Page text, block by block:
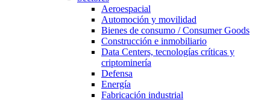
Aeroespacial
Automoción y movilidad
Bienes de consumo / Consumer Goods
Construcción e inmobiliario
Data Centers, tecnologías críticas y
criptominería
Defensa
Energía
Fabricación industrial